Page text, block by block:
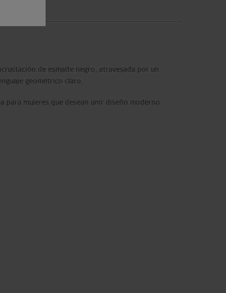
de esmalte negro, atravesada por un
geométrico claro.
para mujeres que desean unir diseño moderno